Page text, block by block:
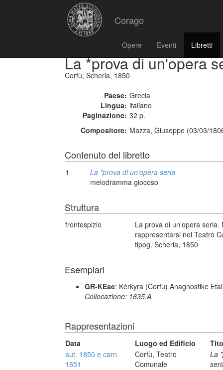
Corago
Opere Eventi Libretti
La *prova di un'opera
Corfù, Scheria, 1850
Paese: Grecia
Lingua: italiano
Paginazione: 32 p.
Compositore: Mazza, Giuseppe (03/03/
Contenuto del libretto
1
La *prova di un'opera seria
melodramma giocoso
Struttura
frontespizio
La prova di un'opera
rappresentarsi nel Teatro
tipog. Scheria, 1850
Esemplari
GR-KEae: Kérkyra (Corfù) Anagnostike
Collocazione: 1635.A
Rappresentazioni
Data Luogo ed Edificio
aut. 1850 e carn.
1851
Corfù, Teatro
Comunale
La